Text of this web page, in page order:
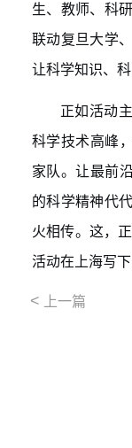
生、教师、科
联动复旦大学
让科学知识、
正如活动
科学技术高峰
家队。让最前
的科学精神代
火相传。这，
活动在上海写下
< 上一篇